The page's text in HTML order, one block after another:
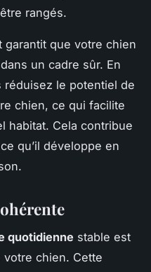
rangés.
garantit que votre chien
un cadre sûr. En
réduisez le potentiel de
chien, ce qui facilite
habitat. Cela contribue
qu’il développe en
quotidienne stable est
chien. Cette